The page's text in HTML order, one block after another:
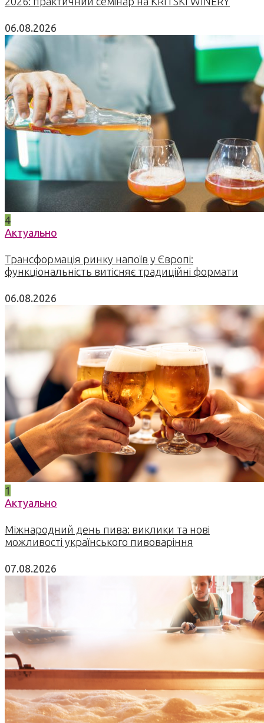
06.08.2026
4
Актуально
Трансформація ринку напоїв у Європі:
функціональність витісняє традиційні формати
06.08.2026
1
Актуально
Міжнародний день пива: виклики та нові
можливості українського пивоваріння
07.08.2026